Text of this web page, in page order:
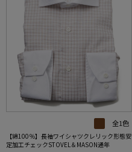
全1色
【綿100％】長袖ワイシャツクレリック形態安
定加工チェックSTOVEL＆MASON通年